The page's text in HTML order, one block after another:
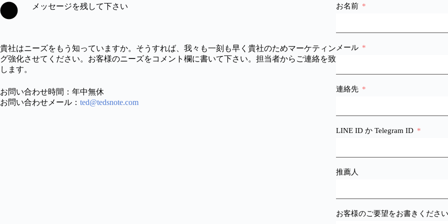
メッセージを残して下さい
貴社はニーズをもう知っていますか。そうすれば、我々も一刻も早く貴社のためマーケティン
グ強化させてください。お客様のニーズをコメント欄に書いて下さい。担当者からご連絡を致
します。
お問い合わせ時間：年中無休
お問い合わせメール： ted@tedsnote.com
お名前
メール
連絡先
LINE ID か Telegram ID
推薦人
お客様のご要望をお書きください